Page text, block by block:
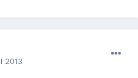
2013